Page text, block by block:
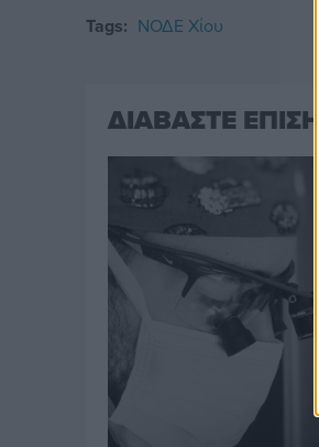
Tags: ΝΟΔΕ Χίου
ΔΙΑΒΑΣΤΕ ΕΠΙΣΗΣ